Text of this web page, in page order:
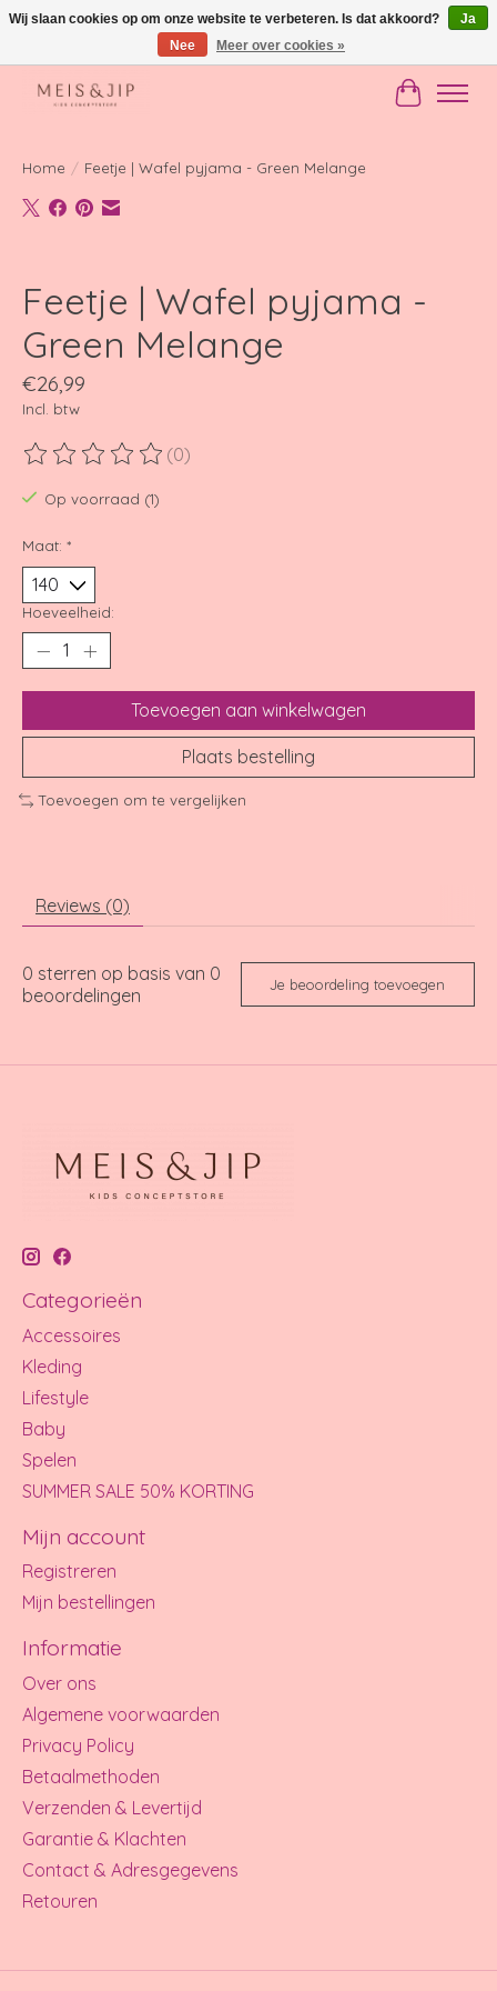
Gratis verzending in NL vanaf €150
Home / Feetje | Wafel pyjama - Green Melange
Feetje | Wafel pyjama -
Green Melange
€26,99
Incl. btw
De beoordeling van dit product is
(0)
Op voorraad (1)
Maat: *
Hoeveelheid:
Toevoegen aan winkelwagen
Plaats bestelling
Toevoegen om te vergelijken
Reviews (0)
0 sterren op basis van 0
beoordelingen
Je beoordeling toevoegen
Categorieën
Accessoires
Kleding
Lifestyle
Baby
Spelen
SUMMER SALE 50% KORTING
Mijn account
Registreren
Mijn bestellingen
Informatie
Over ons
Algemene voorwaarden
Privacy Policy
Betaalmethoden
Verzenden & Levertijd
Garantie & Klachten
Contact & Adresgegevens
Retouren
Wij slaan cookies op om onze website te verbeteren. Is dat akkoord?
Ja
Nee
Meer over cookies »